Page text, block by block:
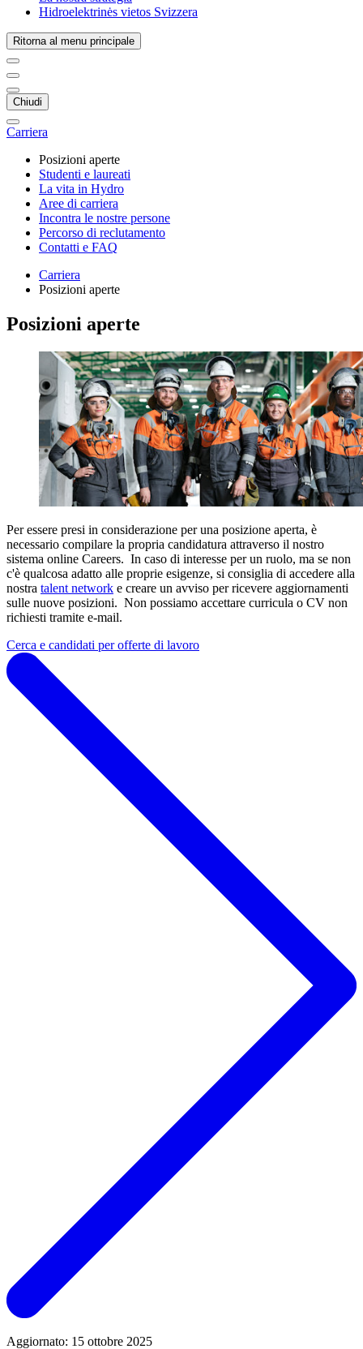
Hidroelektrinės vietos Svizzera
Ritorna al menu principale
Chiudi
Carriera
Posizioni aperte
Studenti e laureati
La vita in Hydro
Aree di carriera
Incontra le nostre persone
Percorso di reclutamento
Contatti e FAQ
Carriera
Posizioni aperte
Posizioni aperte
Per essere presi in considerazione per una posizione aperta, è
necessario compilare la propria candidatura attraverso il nostro
sistema online Careers. In caso di interesse per un ruolo, ma se non
c'è qualcosa adatto alle proprie esigenze, si consiglia di accedere alla
nostra talent network e creare un avviso per ricevere aggiornamenti
sulle nuove posizioni. Non possiamo accettare curricula o CV non
richiesti tramite e-mail.
Cerca e candidati per offerte di lavoro
Aggiornato: 15 ottobre 2025